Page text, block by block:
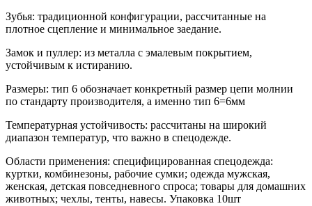
Зубья: традиционной конфигурации, рассчитанные на
плотное сцепление и минимальное заедание.
Замок и пуллер: из металла с эмалевым покрытием,
устойчивым к истиранию.
Размеры: тип 6 обозначает конкретный размер цепи молнии
по стандарту производителя, а именно тип 6=6мм
Температурная устойчивость: рассчитаны на широкий
диапазон температур, что важно в спецодежде.
Области применения: специфицированная спецодежда:
куртки, комбинезоны, рабочие сумки; одежда мужская,
женская, детская повседневного спроса; товары для домашних
животных; чехлы, тенты, навесы. Упаковка 10шт